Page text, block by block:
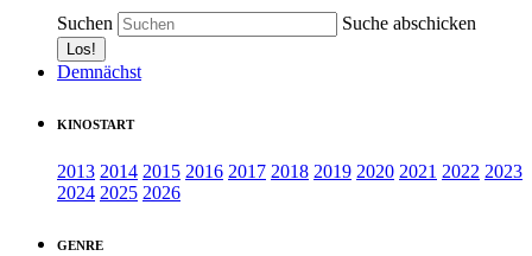
Suchen Suche abschicken
Demnächst
KINOSTART
2013 2014 2015 2016 2017 2018 2019 2020 2021 2022 2023
2024 2025 2026
GENRE